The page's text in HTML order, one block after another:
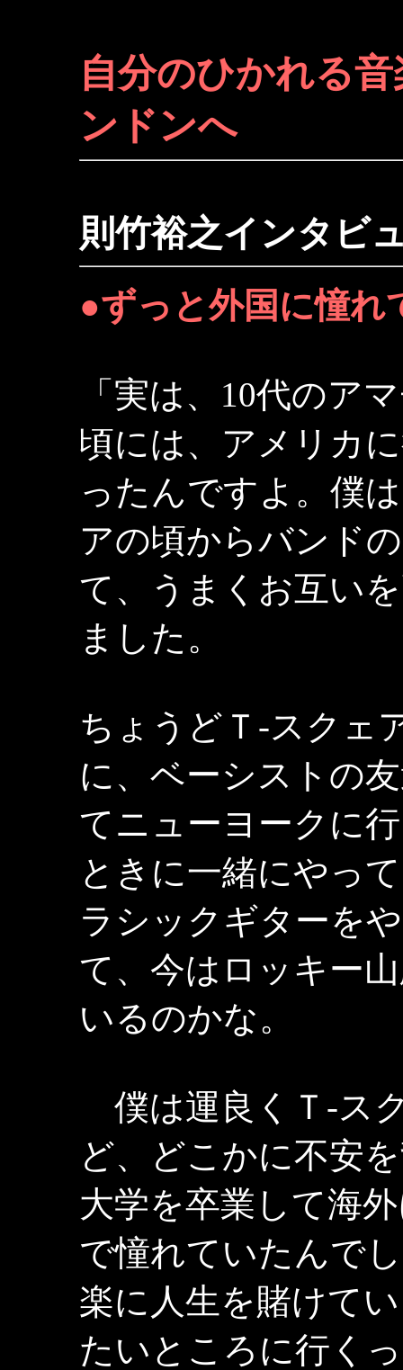
自分のひかれる
ンドンへ
則竹裕之インタビ
●ずっと外国に憧れ
「実は、10代のア
頃には、アメリカ
ったんですよ。僕
アの頃からバンド
て、うまくお互い
ました。
ちょうどＴ-スクェ
に、ベーシストの
てニューヨークに
ときに一緒にやっ
ラシックギターを
て、今はロッキー
いるのかな。
僕は運良くＴ-ス
ど、どこかに不安
大学を卒業して海
で憧れていたんで
楽に人生を賭けて
たいところに行く